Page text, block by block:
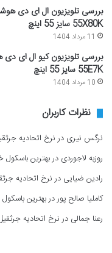
بررسی تلویزیون ال ای دی
55X80K سایز 55 اینچ
11 مرداد 1404
بررسی تلویزیون کیو ال ای
55E7K سایز 55 اینچ
10 مرداد 1404
نظرات کاربران
نرگس نیری درنرخ اتحادیه جرثقیل داران ۱۴۰۳ :
روزبه لاجوردی دربهترین
رادین ضیایی درنرخ اتحادیه جرثقیل داران ۱۴۰۳
کاملیا صالح پوردربهترین
رعنا جمالی درنرخ اتحادیه جرثقیل داران ۱۴۰۳ :